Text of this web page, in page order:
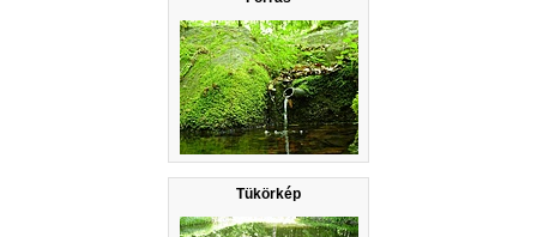
Tükörkép